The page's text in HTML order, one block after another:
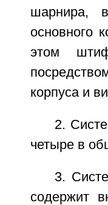
шарнира,
основного
этом
корпуса и
2.
четыре в
3.
содержит